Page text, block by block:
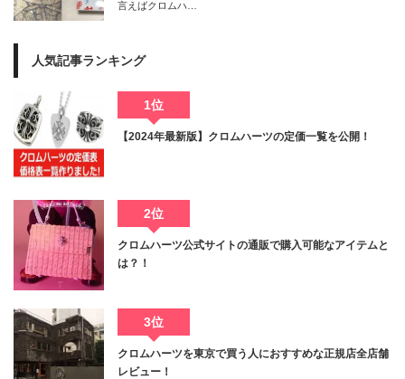
言えばクロムハ…
人気記事ランキング
1位
【2024年最新版】クロムハーツの定価一覧を公開！
2位
クロムハーツ公式サイトの通販で購入可能なアイテムと
は？！
3位
クロムハーツを東京で買う人におすすめな正規店全店舗
レビュー！